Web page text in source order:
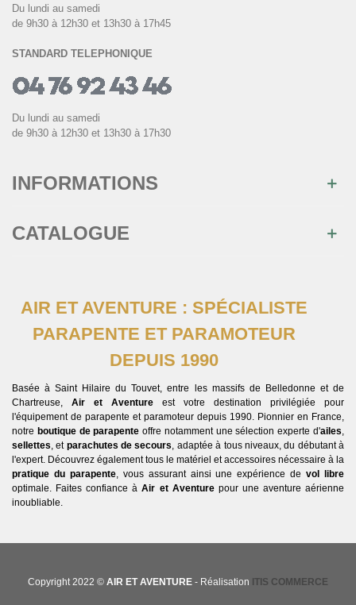
Du lundi au samedi
de 9h30 à 12h30 et 13h30 à 17h45
STANDARD TELEPHONIQUE
Du lundi au samedi
de 9h30 à 12h30 et 13h30 à 17h30
INFORMATIONS
CATALOGUE
AIR ET AVENTURE : SPÉCIALISTE
PARAPENTE ET PARAMOTEUR
DEPUIS 1990
Basée à Saint Hilaire du Touvet, entre les massifs de Belledonne et de
Chartreuse, Air et Aventure est votre destination privilégiée pour
l'équipement de parapente et paramoteur depuis 1990. Pionnier en France,
notre boutique de parapente offre notamment une sélection experte d'ailes
sellettes , et parachutes de secours , adaptée à tous niveaux, du débutant à
l'expert. Découvrez également tous le matériel et accessoires nécessaire à la
pratique du parapente, vous assurant ainsi une expérience devol libre
optimale. Faites confiance àAir et Aventurepour une aventure aérienne
inoubliable.
Copyright 2022 © AIR ET AVENTURE - Réalisation ITIS COMMERCE